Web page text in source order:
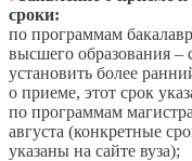
сроки:
по программам
высшего образования
установить более
о приеме, этот срок
по программам
августа (конкретные
указаны на сайте вуза);